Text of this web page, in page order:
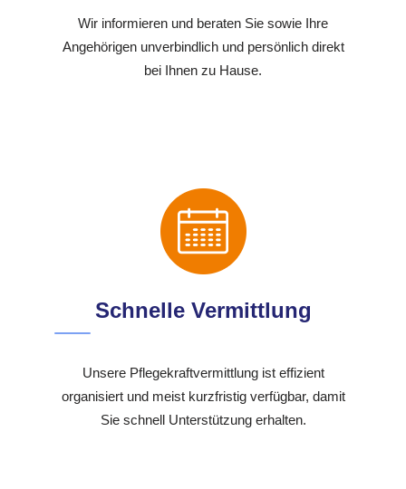
Wir informieren und beraten Sie sowie Ihre
Angehörigen unverbindlich und persönlich direkt
bei Ihnen zu Hause.
Schnelle Vermittlung
Unsere Pflegekraftvermittlung ist effizient
organisiert und meist kurzfristig verfügbar, damit
Sie schnell Unterstützung erhalten.